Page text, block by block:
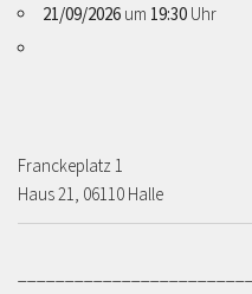
21/09/2026 um 19:30 Uhr
Franckeplatz 1 ­­­­
Haus 21, 06110 Halle